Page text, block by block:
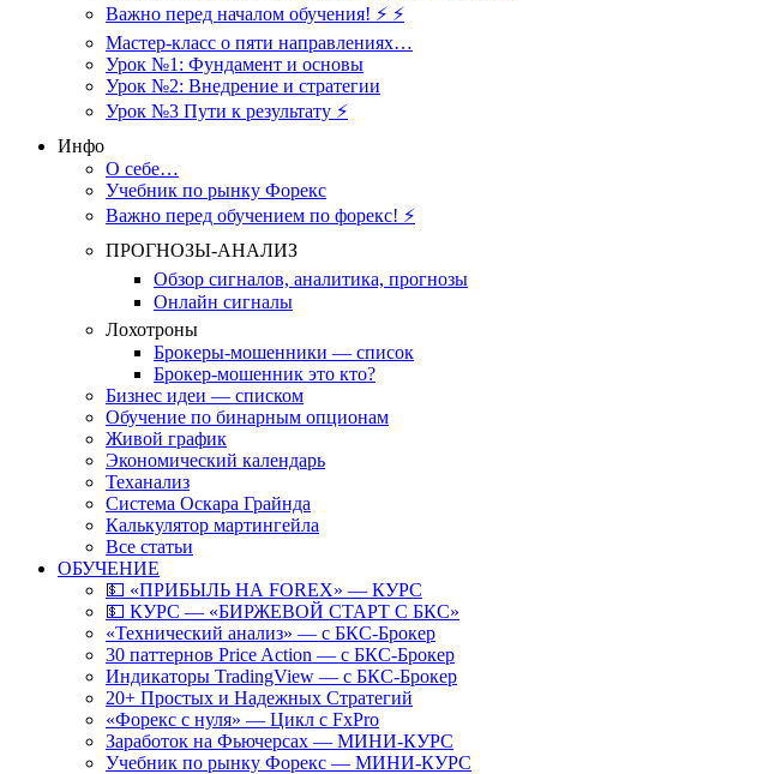
Важно перед началом обучения! ⚡ ⚡
Мастер-класс о пяти направлениях…
Урок №1: Фундамент и основы
Урок №2: Внедрение и стратегии
Урок №3 Пути к результату ⚡️
Инфо
О себе…
Учебник по рынку Форекс
Важно перед обучением по форекс! ⚡
ПРОГНОЗЫ-АНАЛИЗ
Обзор сигналов, аналитика, прогнозы
Онлайн сигналы
Лохотроны
Брокеры-мошенники — список
Брокер-мошенник это кто?
Бизнес идеи — списком
Обучение по бинарным опционам
Живой график
Экономический календарь
Теханализ
Система Оскара Грайнда
Калькулятор мартингейла
Все статьи
ОБУЧЕНИЕ
💵 «ПРИБЫЛЬ НА FOREX» — КУРС
💵 КУРС — «БИРЖЕВОЙ СТАРТ С БКС»
«Технический анализ» — с БКС-Брокер
30 паттернов Price Action — с БКС-Брокер
Индикаторы TradingView — с БКС-Брокер
20+ Простых и Надежных Стратегий
«Форекс с нуля» — Цикл с FxPro
Заработок на Фьючерсах — МИНИ-КУРС
Учебник по рынку Форекс — МИНИ-КУРС